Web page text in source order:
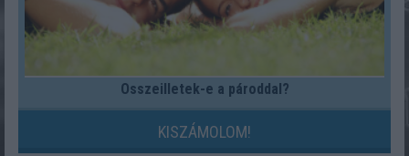
Összeilletek-e a pároddal?
KISZÁMOLOM!